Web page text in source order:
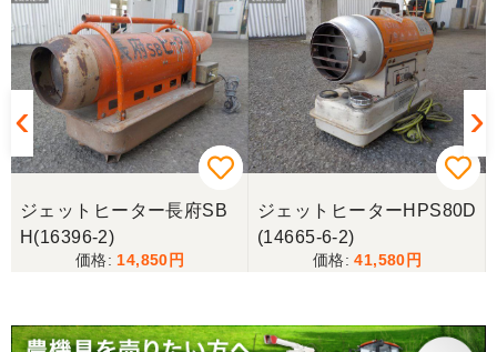
ジェットヒーター長府SB
H(16396-2)
14,850
ジェットヒーターHPS80D
(14665-6-2)
41,580